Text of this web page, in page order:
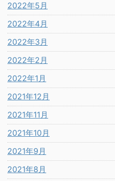
2022年5月
2022年4月
2022年3月
2022年2月
2022年1月
2021年12月
2021年11月
2021年10月
2021年9月
2021年8月